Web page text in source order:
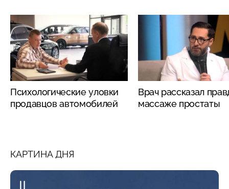
Психологические уловки
продавцов автомобилей
Врач рассказал
массаже простаты
КАРТИНА ДНЯ